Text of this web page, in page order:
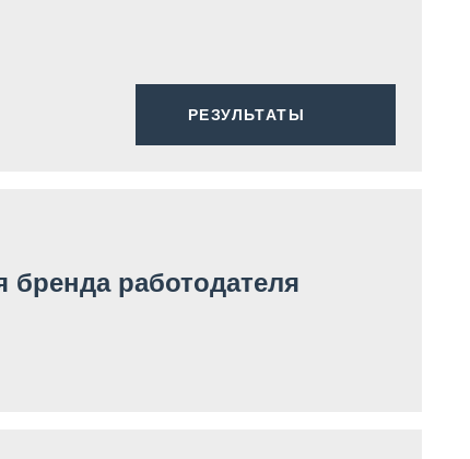
РЕЗУЛЬТАТЫ
бренда работодателя